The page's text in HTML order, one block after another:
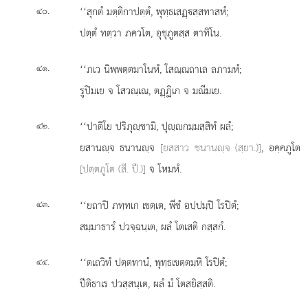
๔๐.
‘‘สุกตํ มตฺติกาปตฺตํ, พุทฺธเสฏฺสฺสทาสหํ;
ปตฺตํ ทตฺวา ภควโต, อุชุภูตสฺส ตาทิโน.
๔๑.
‘‘ภเว นิพฺพตฺตมาโนหํ, โสณฺณถาเล ลภามหํ;
รูปิมเย จ โสวณฺเณ, ตฏฺฏิเก จ มณีมเย.
๔๒.
‘‘ปาติโย ปริภุฺชามิ, ปุฺกมฺมสฺสิทํ ผลํ;
ยสานฺจ ธนานฺจ [ยสสาว ชนานฺจ (สฺยา.)], อคฺคภูโต
[ปตฺตภูโต (สี. ปี.)] จ โหมหํ.
๔๓.
‘‘ยถาปิ ภทฺทเก เขตฺเต, พีชํ อปฺปมฺปิ โรปิตํ;
สมฺมาธารํ ปวจฺฉนฺเต, ผลํ โตเสติ กสฺสกํ.
๔๔.
‘‘ตเถวิทํ ปตฺตทานํ, พุทฺธเขตฺตมฺหิ โรปิตํ;
ปีติธาเร ปวสฺสนฺเต, ผลํ มํ โตสยิสฺสติ.